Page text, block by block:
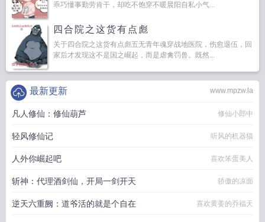
乖巧懂事勤劳肯干，却吃不饱穿不暖晨阳自私小气...
四合院之这货有点彪
关于四合院之这货有点彪五无青年魂穿战地医院，伤愈退伍，回
家后才发现这不是国之崛起，而是虐禽罚兽。既然...
www.mpzw.la
最新更新
凡人修仙：修仙葫芦 修仙小郎中
轻风修仙记 听风的机器猫
人外你崛起吧 喜欢笨蛋美人
斩神：代理酒剑仙，开局一剑开天 骄傲的凉面
逆天六重阙：道爷活的就是个自在 喜欢黄姜的乔福天